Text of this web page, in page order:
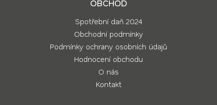
OBCHOD
Spotřební daň 2024
Obchodní podmínky
Podmínky ochrany osobních údajů
Hodnocení obchodu
O nás
Kontakt